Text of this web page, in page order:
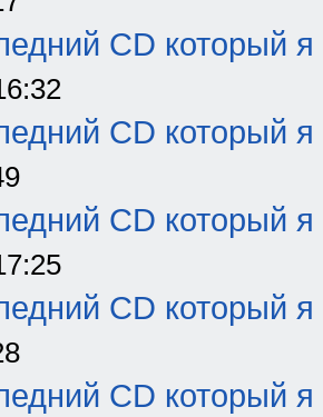
CD который я
CD который я
CD который я
CD который я
CD который я